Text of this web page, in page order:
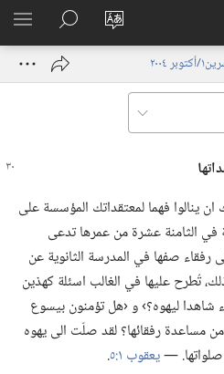
تغيير
الموقع
تسجيل
الدخول
نافذة
البحث
في
JW.‎ORG
فهما لمعتقداتك المؤسسة على
في الثامنة عشرة من عمرها تدعى
رفقاء صفها في المدرسة الثانوية عن
تُطرح عليها في الغالب اسئلة كهذين
شاهدا ليهوه؟‏› و ‹هل تؤمنون بيسوع
مساعدة رفقائها؟‏ لقد صلّت الى يهوه
—‏يعقوب ١:‏٥
‏.‏